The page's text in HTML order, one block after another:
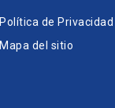
Política de Privacidad
Mapa del sitio